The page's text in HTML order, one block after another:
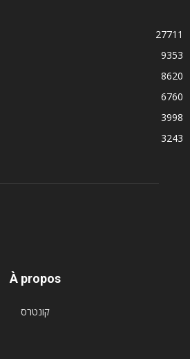
27711
9353
8620
6760
3998
3243
À propos
קונטרס